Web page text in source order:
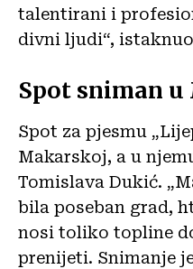
talentirani i
divni ljudi“,
Spot sniman
Spot za pjesmu
Makarskoj, a u
Tomislava Dukić.
bila poseban grad,
nosi toliko topline
prenijeti. Snimanje